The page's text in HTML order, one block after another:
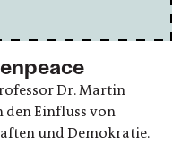
Dr. Martin
den Einfluss von
und Demokratie.